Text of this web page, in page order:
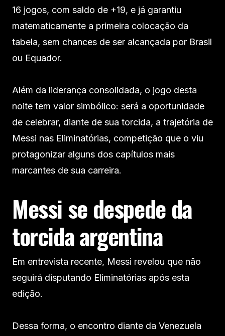
16 jogos, com saldo de +19, e já garantiu
matematicamente a primeira colocação da
tabela, sem chances de ser alcançada por Brasil
ou Equador.
Além da liderança consolidada, o jogo desta
noite tem valor simbólico: será a oportunidade
de celebrar, diante de sua torcida, a trajetória de
Messi nas Eliminatórias, competição que o viu
protagonizar alguns dos capítulos mais
marcantes de sua carreira.
Messi se despede da
torcida argentina
Em entrevista recente, Messi revelou que não
seguirá disputando Eliminatórias após esta
edição.
Dessa forma, o encontro diante da Venezuela